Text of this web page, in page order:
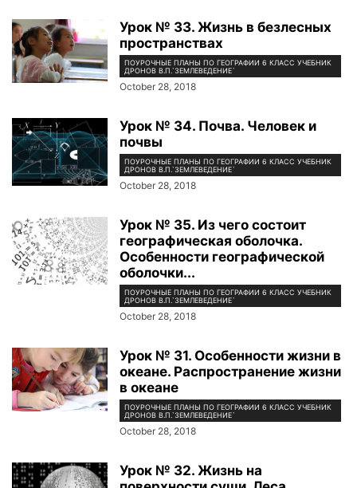
Урок № 33. Жизнь в безлесных
пространствах
ПОУРОЧНЫЕ ПЛАНЫ ПО ГЕОГРАФИИ 6 КЛАСС УЧЕБНИК
ДРОНОВ В.П.`ЗЕМЛЕВЕДЕНИЕ`
October 28, 2018
Урок № 34. Почва. Человек и
почвы
ПОУРОЧНЫЕ ПЛАНЫ ПО ГЕОГРАФИИ 6 КЛАСС УЧЕБНИК
ДРОНОВ В.П.`ЗЕМЛЕВЕДЕНИЕ`
October 28, 2018
Урок № 35. Из чего состоит
географическая оболочка.
Особенности географической
оболочки...
ПОУРОЧНЫЕ ПЛАНЫ ПО ГЕОГРАФИИ 6 КЛАСС УЧЕБНИК
ДРОНОВ В.П.`ЗЕМЛЕВЕДЕНИЕ`
October 28, 2018
Урок № 31. Особенности жизни в
океане. Распространение жизни
в океане
ПОУРОЧНЫЕ ПЛАНЫ ПО ГЕОГРАФИИ 6 КЛАСС УЧЕБНИК
ДРОНОВ В.П.`ЗЕМЛЕВЕДЕНИЕ`
October 28, 2018
Урок № 32. Жизнь на